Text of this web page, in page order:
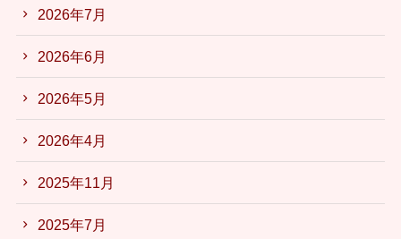
2026年7月
2026年6月
2026年5月
2026年4月
2025年11月
2025年7月